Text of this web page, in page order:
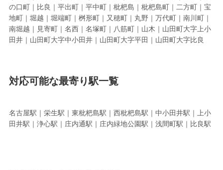
の口町｜比良｜平出町｜平中町｜枇杷島｜枇杷島町｜二方町｜宝
地町｜堀越｜堀端町｜桝形町｜又穂町｜丸野｜万代町｜南川町｜
南堀越｜見寄町｜名西｜名塚町｜八筋町｜山木｜山田町大字上小
田井｜山田町大字中小田井｜山田町大字平田｜山田町大字比良
対応可能な最寄り駅一覧
名古屋駅｜栄生駅｜東枇杷島駅｜西枇杷島駅｜中小田井駅｜上小
田井駅｜浄心駅｜庄内通駅｜庄内緑地公園駅｜浅間町駅｜比良駅